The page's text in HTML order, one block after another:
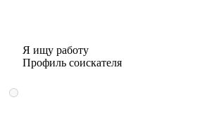
Я ищу работу
Профиль соискателя